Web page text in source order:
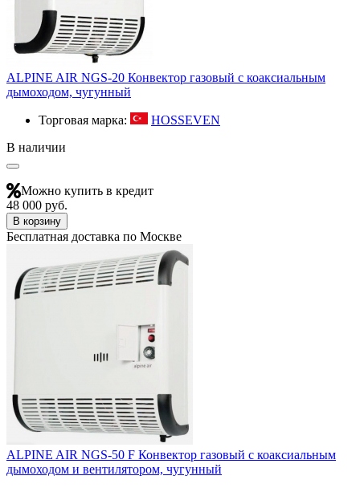
ALPINE AIR NGS-20 Конвектор газовый с коаксиальным
дымоходом, чугунный
Торговая марка:
HOSSEVEN
В наличии
Можно купить в кредит
48 000 руб.
В корзину
Бесплатная доставка по Москве
ALPINE AIR NGS-50 F Конвектор газовый с коаксиальным
дымоходом и вентилятором, чугунный